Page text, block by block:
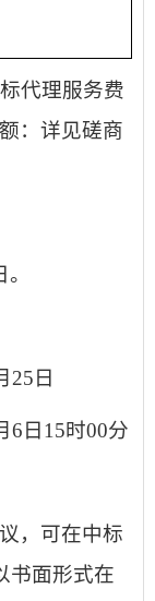
代理服务费
：详见磋商
25 日
6日15时00分
，可在中标
书面形式在